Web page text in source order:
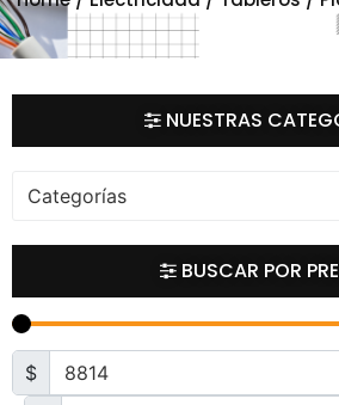
NUESTRAS
Categorías
BUSCAR POR
$